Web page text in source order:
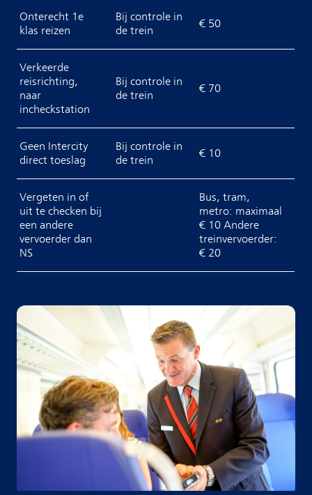
Onterecht 1e
klas reizen
Bij controle in
de trein
€ 50
Verkeerde
reisrichting,
naar
incheckstation
Bij controle in
de trein
€ 70
Geen Intercity
direct toeslag
Bij controle in
de trein
€ 10
Vergeten in of
uit te checken bij
een andere
vervoerder dan
NS
Bus, tram,
metro: maximaal
€ 10 Andere
treinvervoerder:
€ 20